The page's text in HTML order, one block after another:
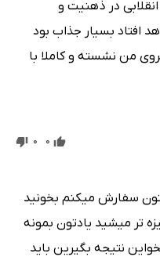
در ذهنیت و
افتاد بسیار جذاب بود
من نشسته و کاملا با
0
0
سفارش میکنم بخونید
تر میشید یادتون بمونه
نتیجه بگیرین باید